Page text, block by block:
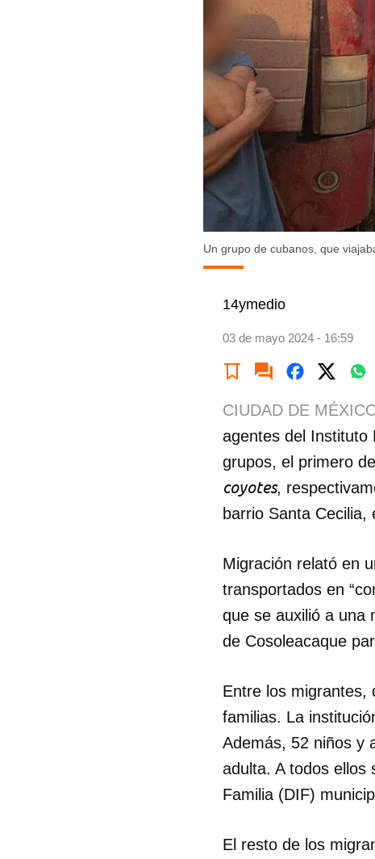
Un grupo de cubanos, que
14ymedio
03 de mayo 2024 - 16:59
CIUDAD DE
agentes del Instituto
grupos, el primero
coyotes,
barrio Santa Cecilia,
Migración relató en
transportados en
que se auxilió a una
de Cosoleacaque
Entre los migrantes,
familias. La
Además, 52 niños y
adulta. A todos ellos
Familia (DIF)
El resto de los